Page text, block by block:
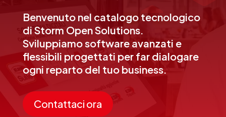
Benvenuto nel catalogo tecnologico
di Storm Open Solutions.
Sviluppiamo software avanzati e
flessibili progettati per far dialogare
ogni reparto del tuo business.
Contattaci ora